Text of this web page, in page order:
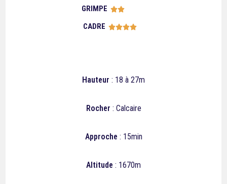
GRIMPE 
CADRE 
Hauteur : 18 à 27m
Rocher : Calcaire
Approche : 15min
Altitude : 1670m